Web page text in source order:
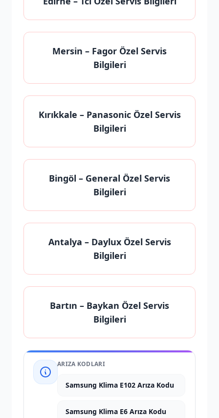
Mersin – Fagor Özel Servis
Bilgileri
Kırıkkale – Panasonic Özel Servis
Bilgileri
Bingöl – General Özel Servis
Bilgileri
Antalya – Daylux Özel Servis
Bilgileri
Bartın – Baykan Özel Servis
Bilgileri
ARIZA KODLARI
Samsung Klima E102 Arıza Kodu
Samsung Klima E6 Arıza Kodu